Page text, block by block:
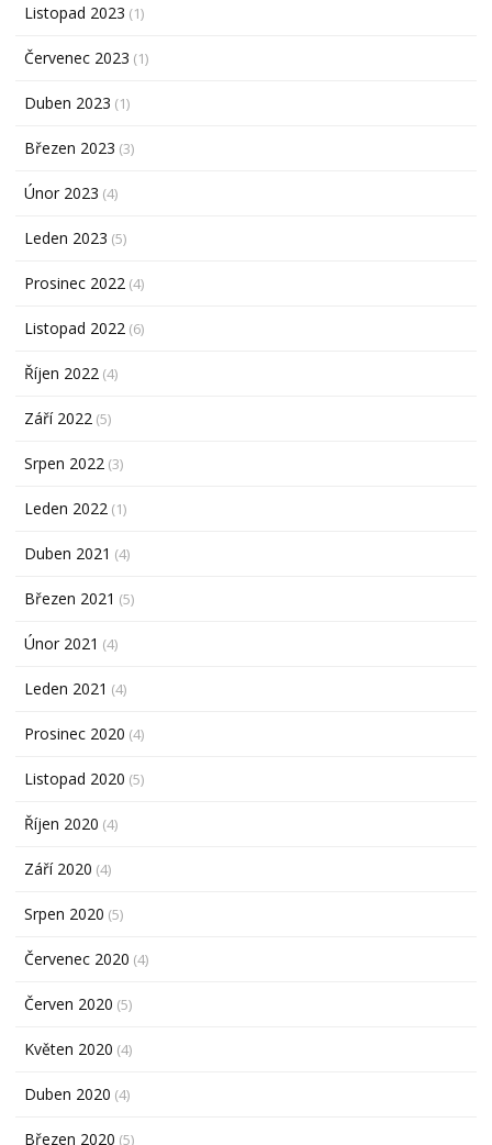
Listopad 2023 (1)
Červenec 2023 (1)
Duben 2023 (1)
Březen 2023 (3)
Únor 2023 (4)
Leden 2023 (5)
Prosinec 2022 (4)
Listopad 2022 (6)
Říjen 2022 (4)
Září 2022 (5)
Srpen 2022 (3)
Leden 2022 (1)
Duben 2021 (4)
Březen 2021 (5)
Únor 2021 (4)
Leden 2021 (4)
Prosinec 2020 (4)
Listopad 2020 (5)
Říjen 2020 (4)
Září 2020 (4)
Srpen 2020 (5)
Červenec 2020 (4)
Červen 2020 (5)
Květen 2020 (4)
Duben 2020 (4)
Březen 2020 (5)